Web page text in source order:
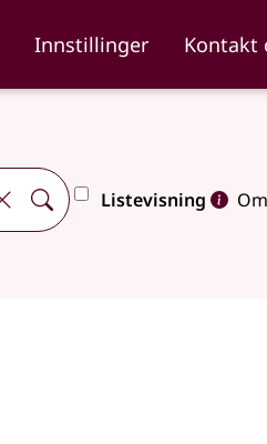
Innstillinger Kontakt
Listevisning